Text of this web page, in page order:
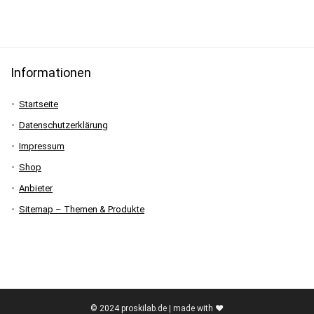
Informationen
Startseite
Datenschutzerklärung
Impressum
Shop
Anbieter
Sitemap – Themen & Produkte
© 2024 proskilab.de | made with ♥